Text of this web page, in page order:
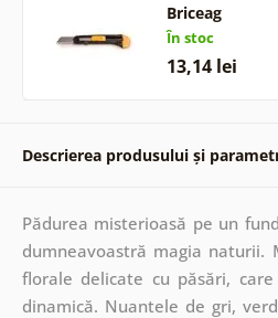
Briceag
În stoc
13,14 lei
Descrierea produsului și
Pădurea misterioasă pe un
dumneavoastră magia naturii.
florale delicate cu păsări,
dinamică. Nuantele de gri,